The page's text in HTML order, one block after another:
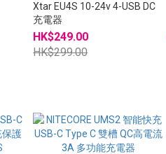
Xtar EU4S 10-24v 4-USB DC
充電器
HK$249.00
HK$299.00